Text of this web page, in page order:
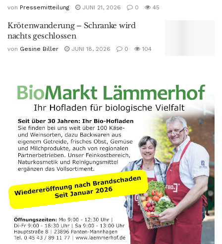
von Pressemitteilung JUNI 21, 2026 0 45
Krötenwanderung – Schranke wird
nachts geschlossen
von Gesine Biller JUNI 18, 2026 0 104